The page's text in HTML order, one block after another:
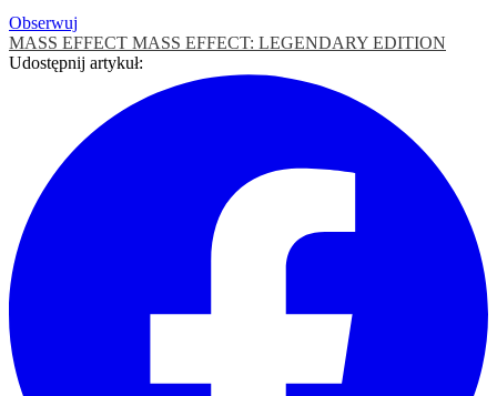
Obserwuj
MASS EFFECT MASS EFFECT: LEGENDARY EDITION
Udostępnij artykuł: